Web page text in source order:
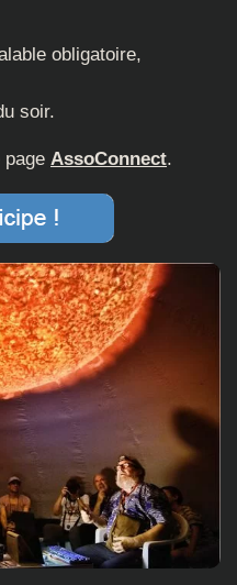
obligatoire,
soir.
AssoConnect.